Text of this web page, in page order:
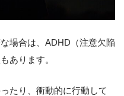
場合は、ADHD（注意欠陥
あります。
たり、衝動的に行動して